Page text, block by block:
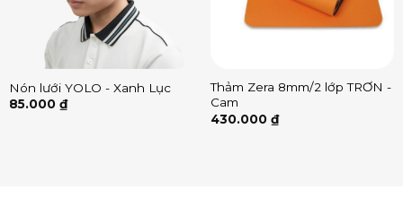
Nón lưới YOLO - Xanh Lục
85.000 ₫
Thảm Zera 8mm/2 lớp TRƠN -
Cam
430.000 ₫